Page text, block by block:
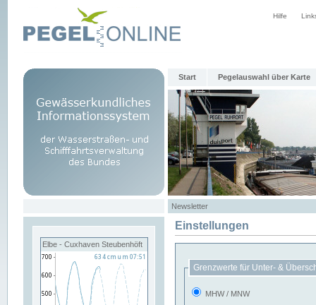
Hilfe
Start Pegelauswahl über Karte
Newsletter
Elbe - Cuxhaven Steubenhöft
Einstellungen
Grenzwerte für Unter- &
MHW / MNW